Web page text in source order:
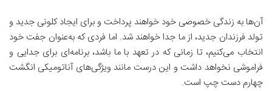
آن‌ها به زندگی خصوصی خود خواهند پرداخت و برای ایجاد کلونی جدید و
تولد فرزندان جدید، از ما جدا خواهند شد. اما فردی که به‌عنوان جفت خود
انتخاب می‌کنیم، تا زمانی که در تعهد با ما باشد، برنامه‌ای برای جدایی و
فراموشی نخواهد داشت و این درست مانند ویژگی‌های آناتومیکی انگشت
چهارم دست چپ است.